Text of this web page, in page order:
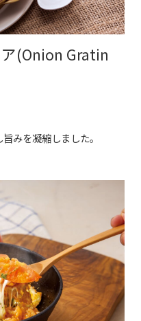
(Onion Gratin
みを凝縮しました。